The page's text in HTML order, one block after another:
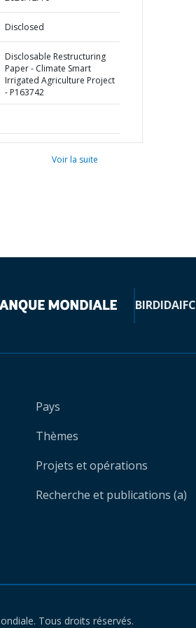
Disclosed
Disclosable Restructuring
Paper - Climate Smart
Irrigated Agriculture Project
- P163742
Voir la suite
BIRDIDAIFC
Pays
Thèmes
Projets et opérations
Recherche et publications (a)
Tous droits réservés.